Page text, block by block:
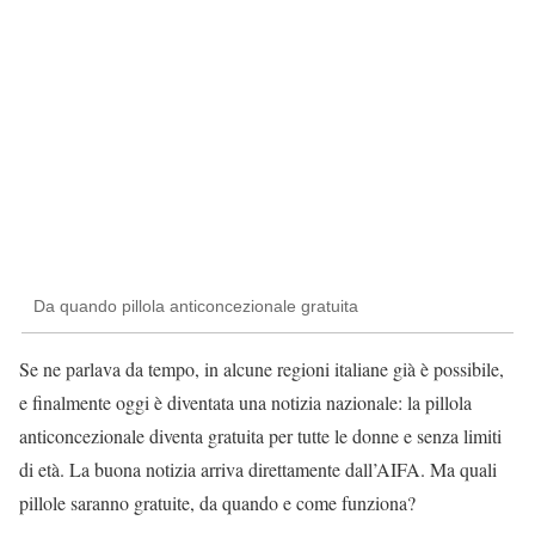
Da quando pillola anticoncezionale gratuita
Se ne parlava da tempo, in alcune regioni italiane già è possibile,
e finalmente oggi è diventata una notizia nazionale: la pillola
anticoncezionale diventa gratuita per tutte le donne e senza limiti
di età. La buona notizia arriva direttamente dall’AIFA. Ma quali
pillole saranno gratuite, da quando e come funziona?